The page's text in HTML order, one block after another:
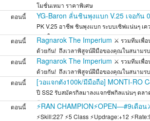
โมชั่นเหมา ราคาพิเศษ
ตอนนี้
YG-Baron ลั่นชินพุงแบก V.25 เจอกัน
PK V.25 อาชีพ ชินพุงแบก ระบบเซิฟแน่นๆ เค
หายใจ
ตอนนี้ Ragnarok The Imperium ⚔️ รวมทีมเพื่อ
ด้วยกัน! ️ ถึงเวลาพิสูจน์ฝีมือของคุณในสนามร
ตอนนี้
Ragnarok The Imperium ⚔️ รวมทีมเพื่อ
ด้วยกัน! ️ ถึงเวลาพิสูจน์ฝีมือของคุณในสนามร
ตอนนี้
[วอแจกตัง100k/มีมือถือ] MONTI-RO
ปี SS2 รับสมัครกิลมาลงแจกซัพกิลแน่นๆ ตลา
กัน
ตอนนี้ ⚡RAN CHAMPION⚡OPEN—#9เดือน
⚡Skill:227 ⚡5 Class ⚡Updrage:+12